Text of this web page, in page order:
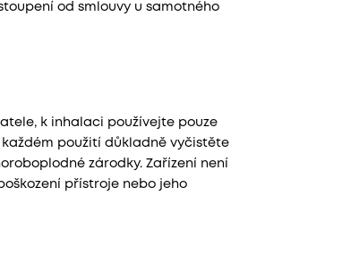
od smlouvy u samotného
k inhalaci používejte pouze
použití důkladně vyčistěte
zárodky. Zařízení není
přístroje nebo jeho